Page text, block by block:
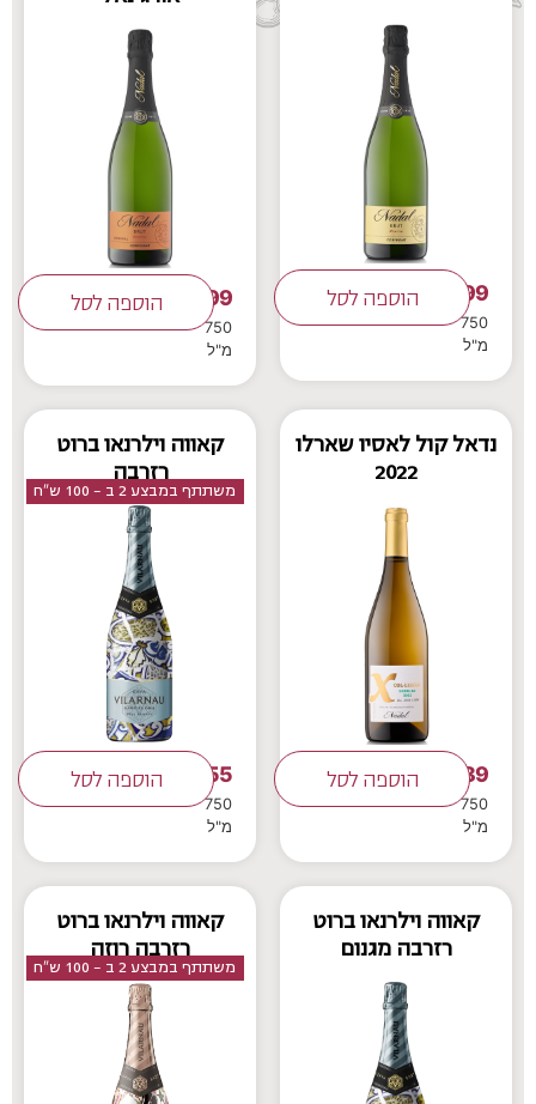
99
750
מ"ל
הוספה לסל 99
750
מ"ל
הוספה לסל
נדאל קול לאסיו שארלו
2022
89
750
מ"ל
הוספה לסל
קאווה וילרנאו ברוט
רזרבה
משתתף במבצע 2 ב - 100 ש"ח
55
750
מ"ל
הוספה לסל
קאווה וילרנאו ברוט
רזרבה מגנום
קאווה וילרנאו ברוט
רזרבה רוזה
משתתף במבצע 2 ב - 100 ש"ח